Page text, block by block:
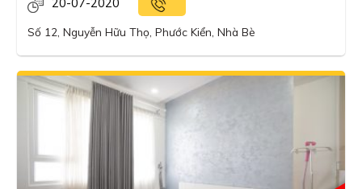
20-07-2020
Số 12, Nguyễn Hữu Thọ, Phước Kiển, Nhà Bè